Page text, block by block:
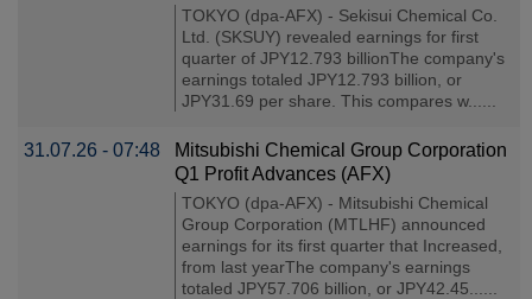
TOKYO (dpa-AFX) - Sekisui Chemical Co.
Ltd. (SKSUY) revealed earnings for first
quarter of JPY12.793 billionThe company's
earnings totaled JPY12.793 billion, or
JPY31.69 per share. This compares w......
31.07.26 - 07:48
Mitsubishi Chemical Group Corporation
Q1 Profit Advances (AFX)
TOKYO (dpa-AFX) - Mitsubishi Chemical
Group Corporation (MTLHF) announced
earnings for its first quarter that Increased,
from last yearThe company's earnings
totaled JPY57.706 billion, or JPY42.45......